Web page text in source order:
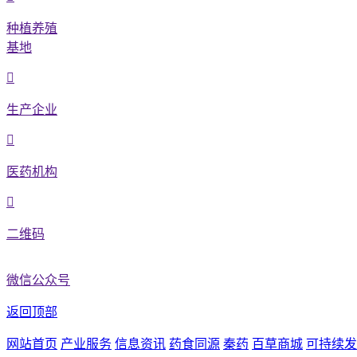
种植养殖
基地
生产企业
医药机构
二维码
微信公众号
返回顶部
网站首页 产业服务 信息资讯 药食同源 秦药 百草商城 可持续